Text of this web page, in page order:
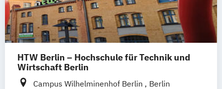
HTW Berlin – Hochschule für Technik und
Wirtschaft Berlin
Campus Wilhelminenhof Berlin
Berlin